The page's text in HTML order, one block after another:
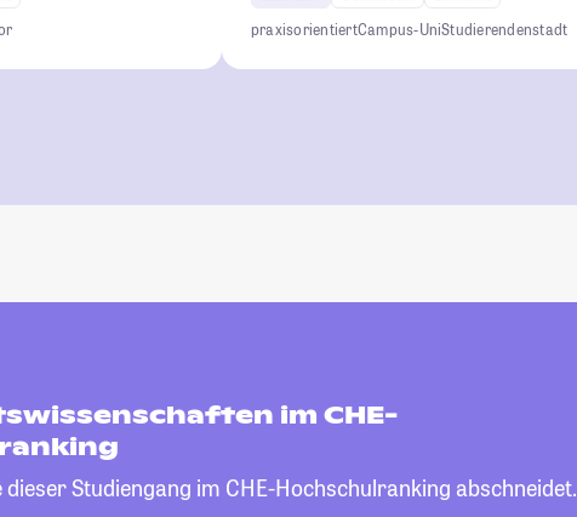
praxisorientiertCampus-UniStudierendenstadt
im CHE-
dieser Studiengang im CHE-Hochschulranking abschneidet.